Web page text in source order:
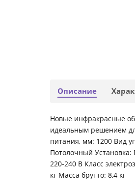
Описание
Новые инфракрасные
идеальным решением
питания, мм: 1200 Вид
Потолочный
220-240 В Класс
кг Масса брутто: 8,4 кг